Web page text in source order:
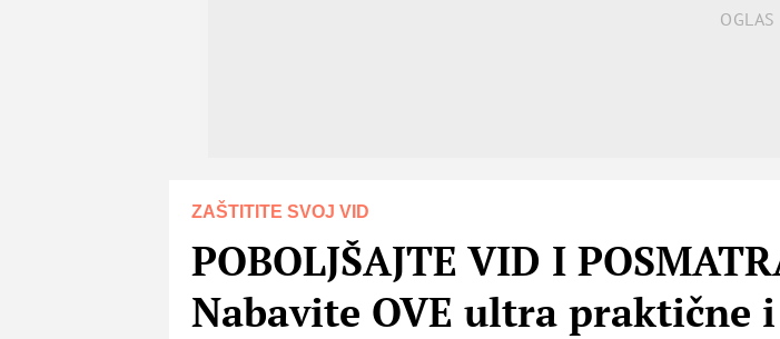
ZAŠTITITE SVOJ VID
POBOLJŠAJTE VID I
Nabavite OVE ultra praktične